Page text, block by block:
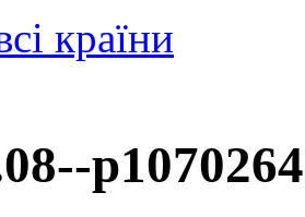
країни